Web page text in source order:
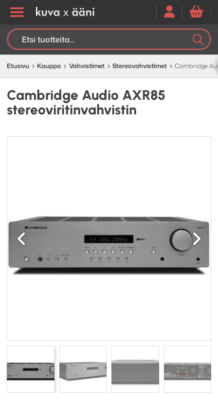
Etsi:
Etusivu Kauppa Vahvistimet Stereo­­vahvistimet Cambridge
Cambridge Audio AXR85
stereoviritinvahvistin
Edellinen